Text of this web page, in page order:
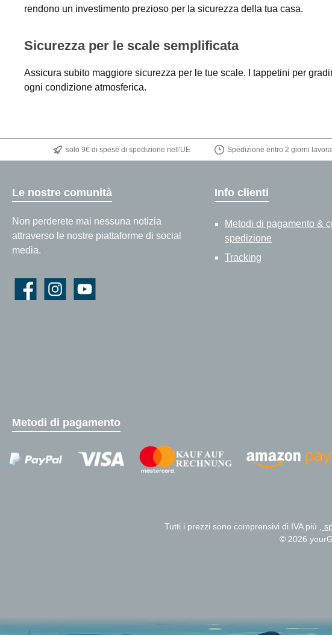
rendono un investimento prezioso per la sicurezza della tua casa.
Sicurezza per le scale semplificata
Assicura subito maggiore sicurezza per le tue scale. I tappetini per
ogni condizione atmosferica.
solo 9€ di spese di spedizione nell'UE Spedizione entro 2 giorni
Info clienti
Metodi di pagamento &
spedizione
Tracking
Le nostre comunità
Non perderete mai nessuna notizia
attraverso le nostre piattaforme di social
media.
FacebookInstagramYouTube
Metodi di pagamento
Zahlungsanbieter
Tutti i prezzi sono comprensivi di IVA più ,
© 2026